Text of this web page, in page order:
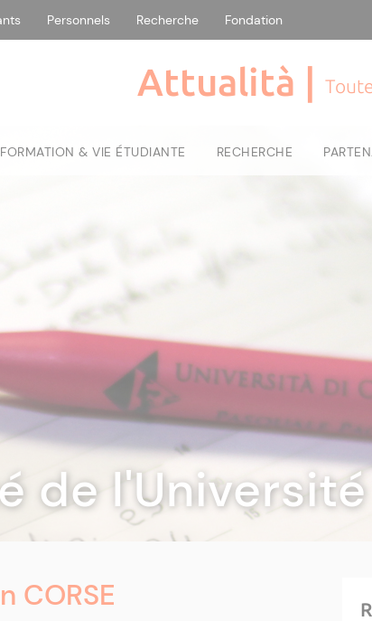
Personnels Recherche Fondation
Attualità |
FORMATION & VIE ÉTUDIANTE RECHERCHE
de
CORSE